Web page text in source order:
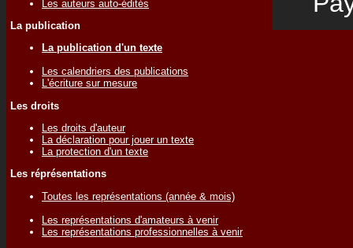
Les auteurs auto-édités
La publication
La publication d'un texte
Les calendriers des publications
L'écriture sur mesure
Les droits
Les droits d'auteur
La déclaration pour jouer un texte
La protection d'un texte
Les réprésentations
Toutes les représentations (année & mois)
Les représentations d'amateurs à venir
Les représentations professionnelles à venir